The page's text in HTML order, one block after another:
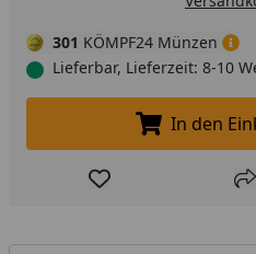
301 KÖMPF24 Münzen
Lieferbar, Lieferzeit: 8-10
In den
Produkt zur